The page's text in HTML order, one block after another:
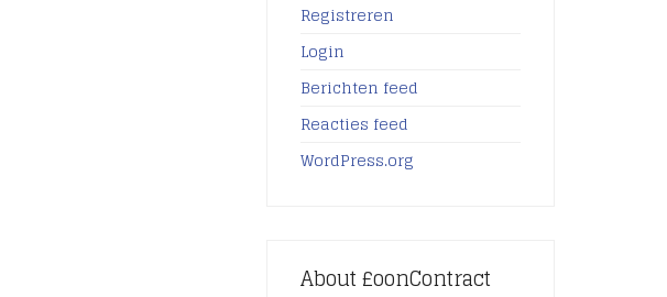
Registreren
Login
Berichten feed
Reacties feed
WordPress.org
About £oonContract